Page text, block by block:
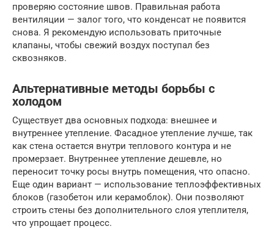
проверяю состояние швов. Правильная работа
вентиляции — залог того, что конденсат не появится
снова. Я рекомендую использовать приточные
клапаны, чтобы свежий воздух поступал без
сквозняков.
Альтернативные методы борьбы с
холодом
Существует два основных подхода: внешнее и
внутреннее утепление. Фасадное утепление лучше, так
как стена остается внутри теплового контура и не
промерзает. Внутреннее утепление дешевле, но
переносит точку росы внутрь помещения, что опасно.
Еще один вариант — использование теплоэффективных
блоков (газобетон или керамоблок). Они позволяют
строить стены без дополнительного слоя утеплителя,
что упрощает процесс.